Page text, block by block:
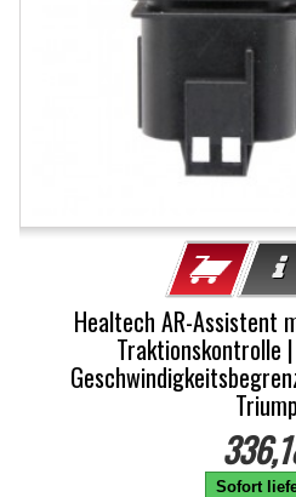
Healtech AR-Assistent
Traktionskontrolle
Sofort